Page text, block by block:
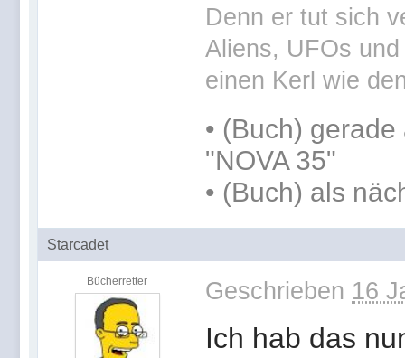
Denn er tut sich
Aliens, UFOs
einen Kerl wie
• (Buch) gerade
"NOVA 35"
• (Buch) als
Starcadet
Bücherretter Geschrieben 16
Ich hab das